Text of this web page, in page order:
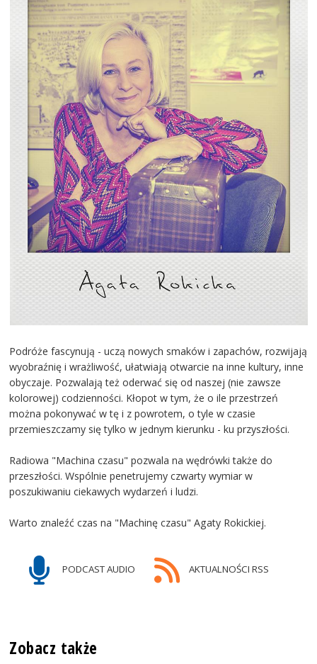
Podróże fascynują - uczą nowych smaków i zapachów, rozwijają
wyobraźnię i wrażliwość, ułatwiają otwarcie na inne kultury, inne
obyczaje. Pozwalają też oderwać się od naszej (nie zawsze
kolorowej) codzienności. Kłopot w tym, że o ile przestrzeń
można pokonywać w tę i z powrotem, o tyle w czasie
przemieszczamy się tylko w jednym kierunku - ku przyszłości.
Radiowa "Machina czasu" pozwala na wędrówki także do
przeszłości. Wspólnie penetrujemy czwarty wymiar w
poszukiwaniu ciekawych wydarzeń i ludzi.
Warto znaleźć czas na "Machinę czasu" Agaty Rokickiej.
PODCAST AUDIO AKTUALNOŚCI RSS
Zobacz także